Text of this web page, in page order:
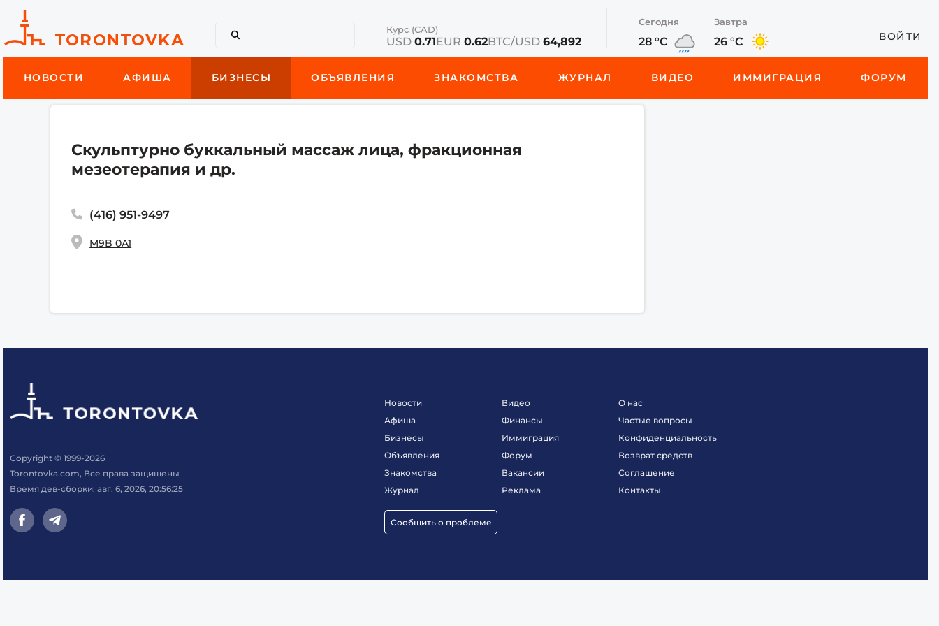
Курс (CAD)
USD 0.71EUR 0.62BTC/USD 64,892
Сегодня
28 °C
Завтра
26 °C ВОЙТИ
НОВОСТИ АФИША БИЗНЕСЫ ОБЪЯВЛЕНИЯ ЗНАКОМСТВА ЖУРНАЛ ВИДЕО ИММИГРАЦИЯ ФОРУМ
Скульптурно буккальный массаж лица, фракционная
мезеотерапия и др.
(416) 951-9497
M9B 0A1
Copyright © 1999-2026
Torontovka.com, Все права защищены
Время дев-сборки: авг. 6, 2026, 20:56:25
Новости
Афиша
Бизнесы
Объявления
Знакомства
Журнал
Сообщить о проблеме
Видео
Финансы
Иммиграция
Форум
Вакансии
Реклама
О нас
Частые вопросы
Конфиденциальность
Возврат средств
Соглашение
Контакты